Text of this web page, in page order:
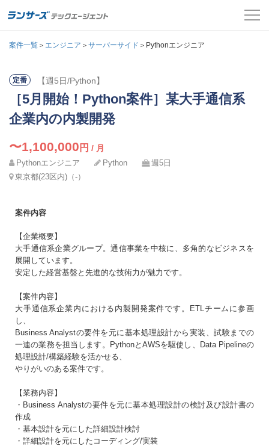
案件一覧
お役立ちコンテンツ
よくある質問
ログイン
案件一覧 ＞ エンジニア ＞ サーバーサイド ＞Pythonエンジニア
定番 【週5日/Python】
［5月開始！Python案件］某大手通信系
企業内の内製開発
〜1,100,000 円 / 月
Pythonエンジニア Python
週5日
東京都(23区内)（‐）
案件内容
【企業概要】
大手通信系企業グループ。通信事業を中核に、多角的なビジネスを
展開しています。
安定した経営基盤と先進的な技術力が魅力です。
【案件内容】
大手通信系企業内における内製開発案件です。ETLチームに参画
し、
Business Analystの要件を元に基本処理設計から実装、試験までの
一連の業務を担当します。PythonとAWSを駆使し、Data Pipelineの
処理設計/構築経験を活かせる、
やりがいのある案件です。
【業務内容】
・Business Analystの要件を元に基本処理設計の検討及び設計書の
作成
・基本設計を元にした詳細設計検討
・詳細設計を元にしたコーディング/実装
メールアドレス
パスワード
まだアカウントをお持ちでない方はこちら
アカウントを新規作成する
氏名 必須
メールアドレス
電話番号
パスワード 必須
同意事項
する